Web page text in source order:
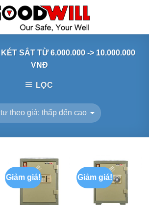
KÉT SẮT TỪ 6.000.000 -> 10.000.000
VNĐ
LỌC
Giảm giá! Giảm giá!